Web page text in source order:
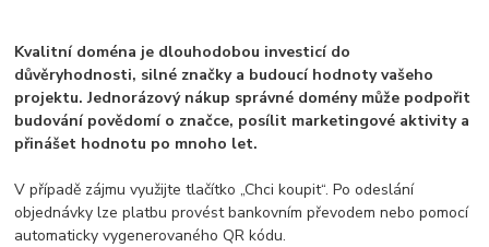
Kvalitní doména je dlouhodobou investicí do
důvěryhodnosti, silné značky a budoucí hodnoty vašeho
projektu. Jednorázový nákup správné domény může podpořit
budování povědomí o značce, posílit marketingové aktivity a
přinášet hodnotu po mnoho let.
V případě zájmu využijte tlačítko „Chci koupit“. Po odeslání
objednávky lze platbu provést bankovním převodem nebo pomocí
automaticky vygenerovaného QR kódu.